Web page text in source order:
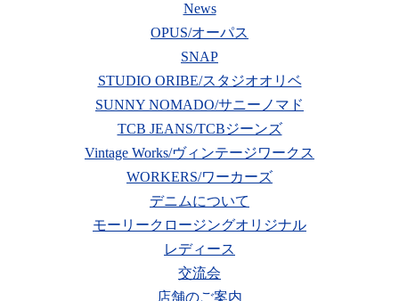
News
OPUS/オーパス
SNAP
STUDIO ORIBE/スタジオオリベ
SUNNY NOMADO/サニーノマド
TCB JEANS/TCBジーンズ
Vintage Works/ヴィンテージワークス
WORKERS/ワーカーズ
デニムについて
モーリークロージングオリジナル
レディース
交流会
店舗のご案内